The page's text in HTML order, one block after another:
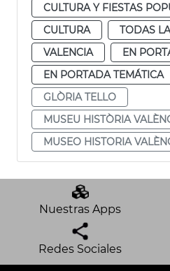
CULTURA Y FIESTAS
CULTURA
TODAS
VALENCIA
EN
EN PORTADA TEMÁTICA
GLÒRIA TELLO
MUSEU HISTÒRIA
MUSEO HISTORIA
Nuestras Apps
Redes Sociales